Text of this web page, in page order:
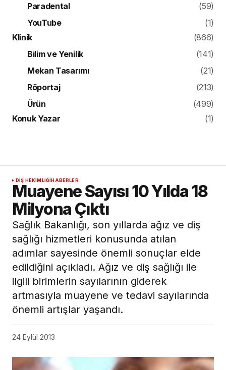
Paradental
(59)
YouTube
(1)
Klinik
(866)
Bilim ve Yenilik
(141)
Mekan Tasarımı
(21)
Röportaj
(213)
Ürün
(499)
Konuk Yazar
(1)
DIŞ HEKIMLIĞIHABERLER
Muayene Sayısı 10 Yılda 18
Milyona Çıktı
Sağlık Bakanlığı, son yıllarda ağız ve diş
sağlığı hizmetleri konusunda atılan
adımlar sayesinde önemli sonuçlar elde
edildiğini açıkladı. Ağız ve diş sağlığı ile
ilgili birimlerin sayılarının giderek
artmasıyla muayene ve tedavi sayılarında
önemli artışlar yaşandı.
24 Eylül 2013